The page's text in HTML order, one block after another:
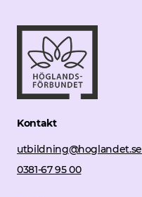
Kontakt
utbildning@hoglandet.se
0381-67 95 00